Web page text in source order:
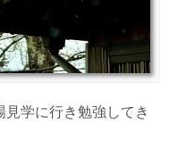
学に行き勉強してき